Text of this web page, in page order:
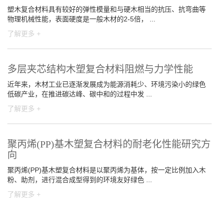
塑木复合材料具有较好的弹性模量和与硬木相当的抗压、抗弯曲等
物理机械性能，表面硬度是一般木材的2-5倍， ...
了解更多 +
多层夹芯结构木塑复合材料阻燃与力学性能
近年来，木材工业已逐渐发展成为能源消耗少、环境污染小的绿色
低碳产业，在推进碳达峰、碳中和的过程中发 ...
了解更多 +
聚丙烯(PP)基木塑复合材料的耐老化性能研究方
向
聚丙烯(PP)基木塑复合材料是以聚丙烯为基体，按一定比例加入木
粉、助剂，进行混合成型得到的环境友好绿色 ...
了解更多 +